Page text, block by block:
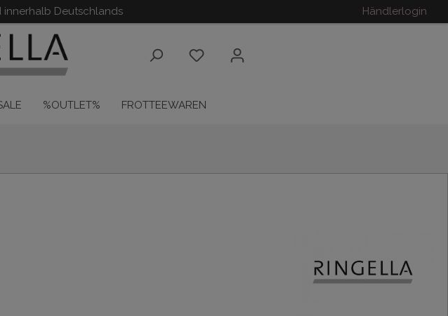
innerhalb Deutschlands Händlerlogin
%OUTLET% FROTTEEWAREN